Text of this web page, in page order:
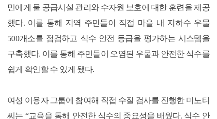
민에게 물 공급시설 관리와 수자원 보호에 대한 훈련을 제공
했다. 이를 통해 지역 주민들이 직접 마을 내 지하수 우물
500개소를 점검하고 식수 안전 등급을 평가하는 시스템을
구축했다. 이를 통해 주민들이 오염된 우물과 안전한 식수를
쉽게 확인할 수 있게 됐다.
여성 이용자 그룹에 참여해 직접 수질 검사를 진행한 미노티
씨는 “교육을 통해 안전한 식수의 중요성을 배웠다. 식수 안